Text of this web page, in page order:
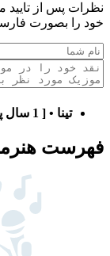
نظرات پس از تایید
خود را بصورت
تینا • [ 1 سال پیش ]
فهرست